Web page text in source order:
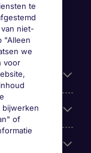
te
niet-
"Alleen
we
voor
bijwerken
of